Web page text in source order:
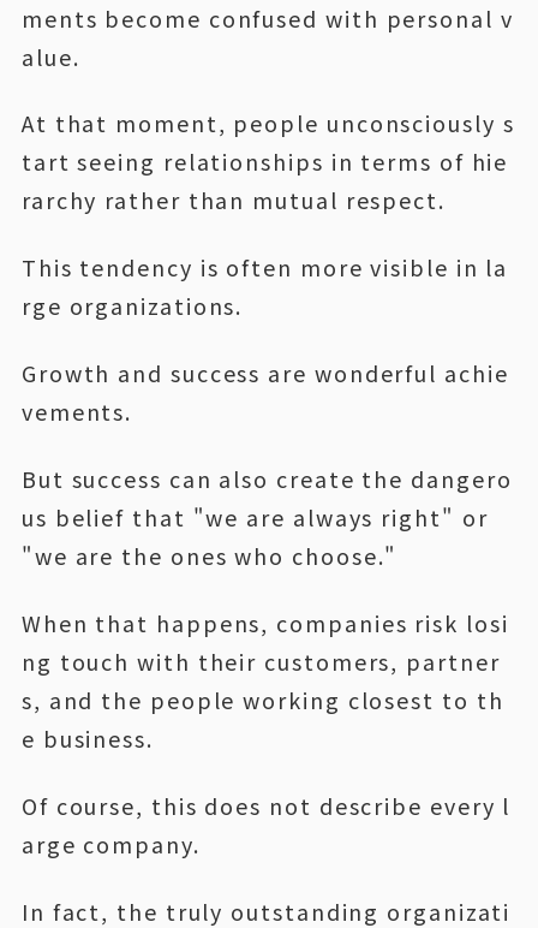
ments become confused with personal v
alue.
At that moment, people unconsciously s
tart seeing relationships in terms of hie
rarchy rather than mutual respect.
This tendency is often more visible in la
rge organizations.
Growth and success are wonderful achie
vements.
But success can also create the dangero
us belief that "we are always right" or
"we are the ones who choose."
When that happens, companies risk losi
ng touch with their customers, partner
s, and the people working closest to th
e business.
Of course, this does not describe every l
arge company.
In fact, the truly outstanding organizati